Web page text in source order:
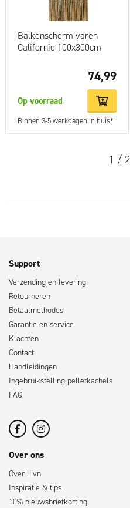
Balkonscherm varen
Californie 100x300cm
74,99
Op voorraad
Binnen 3-5 werkdagen in huis*
1 / 2
Support
Verzending en levering
Retourneren
Betaalmethodes
Garantie en service
Klachten
Contact
Handleidingen
Ingebruikstelling pelletkachels
FAQ
Over ons
Over Livn
Inspiratie & tips
10% nieuwsbriefkorting